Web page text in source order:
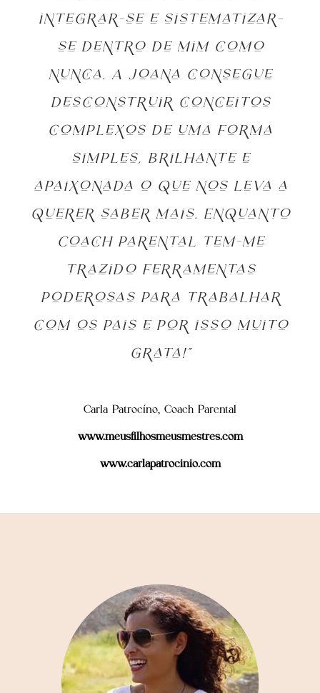
integrar-se e sistematizar-
se dentro de mim como
nunca. A Joana consegue
desconstruir conceitos
complexos de uma forma
simples, brilhante e
apaixonada o que nos leva a
querer saber mais. Enquanto
Coach Parental tem-me
trazido ferramentas
poderosas para trabalhar
com os pais e por isso muito
grata!”
Carla Patrocíno, Coach Parental
www.meusfilhosmeusmestres.com
www.carlapatrocinio.com